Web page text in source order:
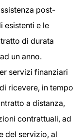
post-
esistenti e le
di durata
un anno.
servizi finanziari
ricevere, in tempo
a distanza,
contrattuali, ad
del servizio, al